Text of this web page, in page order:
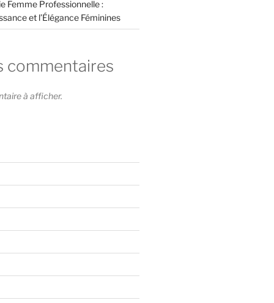
Femme Professionnelle :
et l’Élégance Féminines
commentaires
à afficher.